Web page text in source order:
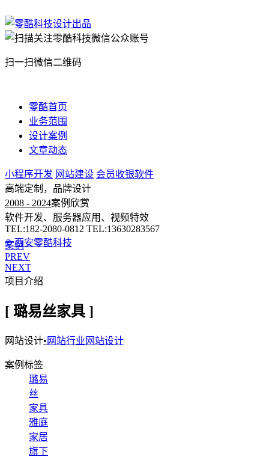
扫一扫微信二维码
零酷首页
业务范围
设计案例
文章动态
小程序开发 网站建设 会员收银软件
高端定制，品牌设计
2008 - 2024案例欣赏
软件开发、服务器应用、视频特效
TEL:182-2080-0812 TEL:13630283567
© 西安零酷科技
案例
PREV
NEXT
项目介绍
[ 璐易丝家具 ]
网站设计• 网站行业网站设计
案例标签
璐易
丝
家具
雅庭
家居
旗下